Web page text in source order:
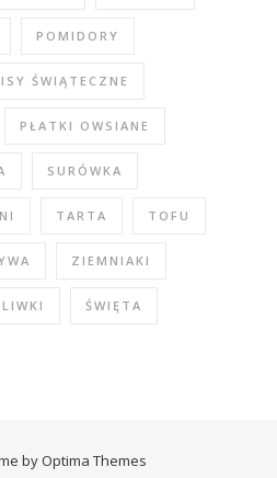
POMIDORY
ŚWIĄTECZNE
PŁATKI OWSIANE
SURÓWKA
TARTA TOFU
ZIEMNIAKI
ŚWIĘTA
by Optima Themes